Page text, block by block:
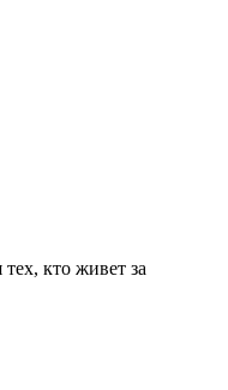
кто живет за